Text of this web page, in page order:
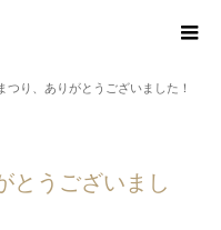
つり、ありがとうございました！
とうございまし